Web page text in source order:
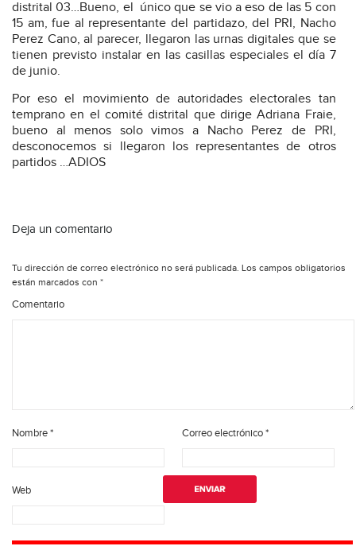
distrital 03…Bueno, el único que se vio a eso de las 5 con
15 am, fue al representante del partidazo, del PRI, Nacho
Perez Cano, al parecer, llegaron las urnas digitales que se
tienen previsto instalar en las casillas especiales el día 7
de junio.
Por eso el movimiento de autoridades electorales tan
temprano en el comité distrital que dirige Adriana Fraie,
bueno al menos solo vimos a Nacho Perez de PRI,
desconocemos si llegaron los representantes de otros
partidos …ADIOS
Deja un comentario
Tu dirección de correo electrónico no será publicada. Los campos obligatorios
están marcados con *
Comentario
Nombre* Correo electrónico*
Web